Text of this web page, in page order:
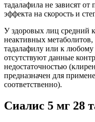
тадалафила не зависят
эффекта на скорость и
У здоровых лиц средний
неактивных
тадалафилу или к любому
отсутствуют данные
недостаточностью
предназначен для
соответственно).
Сиалис 5 мг 28